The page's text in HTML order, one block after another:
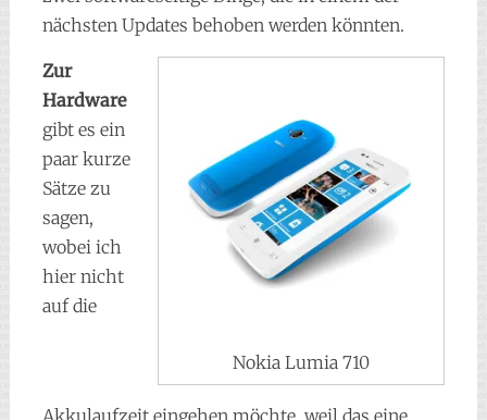
nächsten Updates behoben werden könnten.
Nokia Lumia 710
Zur
Hardware
gibt es ein
paar kurze
Sätze zu
sagen,
wobei ich
hier nicht
auf die